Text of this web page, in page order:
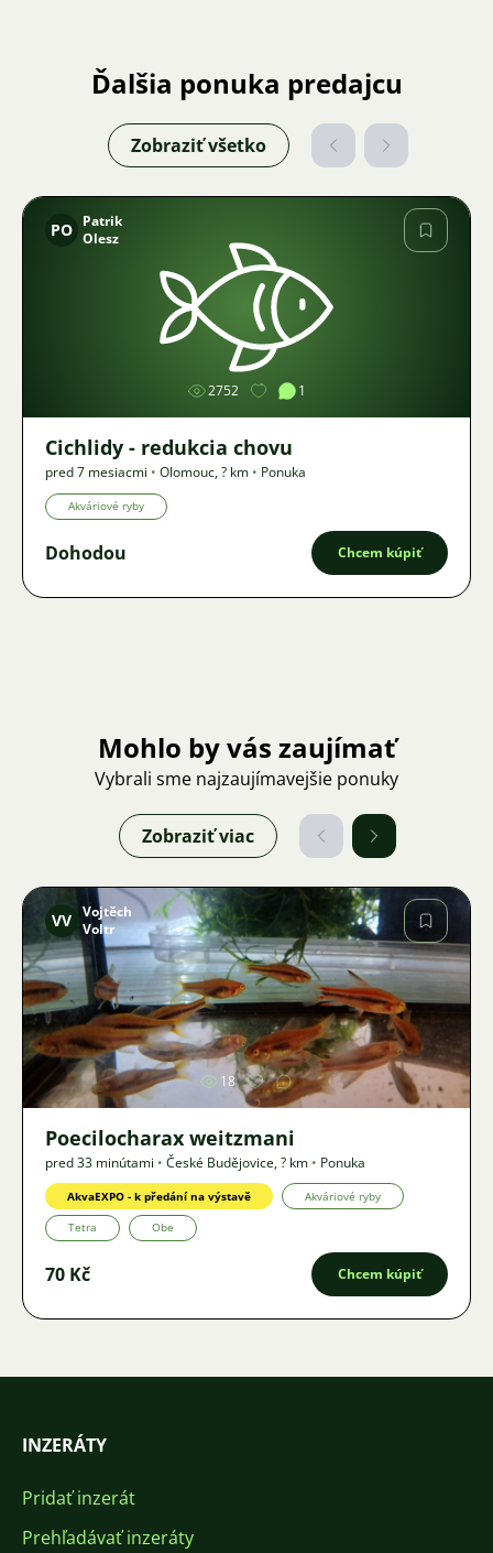
Ďalšia ponuka predajcu
Zobraziť všetko
Obrázok
PO Patrik
Olesz
2752 1
Cichlidy - redukcia chovu
pred 7 mesiacmi • Olomouc,? km • Ponuka
Akváriové ryby
Dohodou Chcem kúpiť
Mohlo by vás zaujímať
Vybrali sme najzaujímavejšie ponuky
Zobraziť viac
Obrázok
VV Vojtěch
Voltr
18
Poecilocharax weitzmani
pred 33 minútami • České Budějovice,? km • Ponuka
AkvaEXPO - k předání na výstavě Akváriové ryby
Tetra Obe
70 Kč Chcem kúpiť
INZERÁTY
Pridať inzerát
Prehľadávať inzeráty